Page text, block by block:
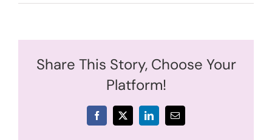
Share This Story, Choose Your
Platform!
Facebook
X LinkedIn
E-
mail